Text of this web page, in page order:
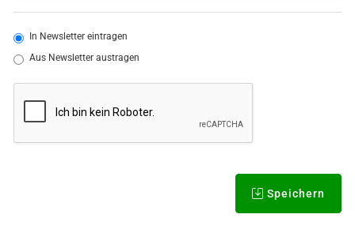
In Newsletter eintragen
Aus Newsletter austragen
Speichern